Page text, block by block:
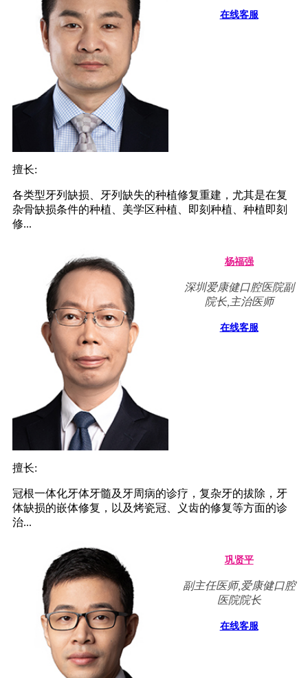
在线客服
擅长:
各类型牙列缺损、牙列缺失的种植修复重建，尤其是在复
杂骨缺损条件的种植、美学区种植、即刻种植、种植即刻
修...
杨福强
深圳爱康健口腔医院副
院长,主治医师
在线客服
擅长:
冠根一体化牙体牙髓及牙周病的诊疗，复杂牙的拔除，牙
体缺损的嵌体修复，以及烤瓷冠、义齿的修复等方面的诊
治...
巩贤平
副主任医师,爱康健口腔
医院院长
在线客服